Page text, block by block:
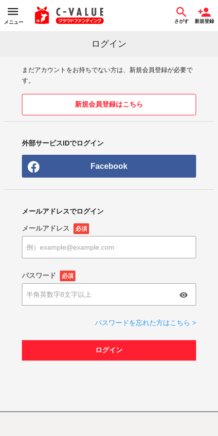
メニュー さがす 新規登録
ログイン
まだアカウントをお持ちでない方は、新規会員登録が必要で
す。
新規会員登録はこちら
外部サービスIDでログイン
Facebook
メールアドレスでログイン
メールアドレス 必須
パスワード 必須
パスワードを忘れた方はこちら >
ログイン